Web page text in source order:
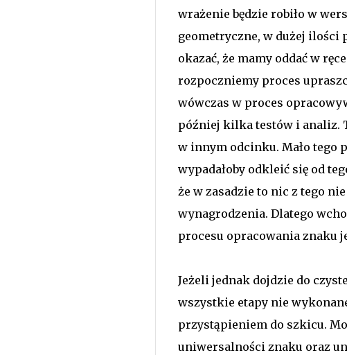
wrażenie będzie robiło w
geometryczne, w dużej ilości
okazać, że mamy oddać w
rozpoczniemy proces
wówczas w proces
później kilka testów i analiz.
w innym odcinku. Mało tego
wypadałoby odkleić się od
że w zasadzie to nic z tego
wynagrodzenia. Dlatego
procesu opracowania znaku
Jeżeli jednak dojdzie do
wszystkie etapy nie
przystąpieniem do szkicu.
uniwersalności znaku oraz